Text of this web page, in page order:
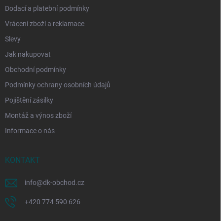
Dodací a platební podmínky
Vrácení zboží a reklamace
Slevy
Jak nakupovat
Obchodní podmínky
Podmínky ochrany osobních údajů
Pojištění zásilky
Montáž a výnos zboží
Informace o nás
KONTAKT
info@dk-obchod.cz
+420 774 590 626